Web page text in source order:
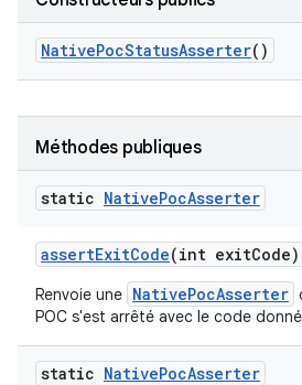
NativePocStatusAsserter()
Méthodes publiques
static NativePocAsserter
assertExitCode(int exitCode)
Renvoie une NativePocAsserter
POC s'est arrêté avec le code
static NativePocAsserter